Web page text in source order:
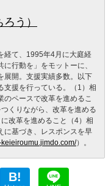
う）
経て、1995年4月に大庭経
行動を」をモットーに、
展開。支援実績多数。以下
支援を行っている。（1）相
ペースで改革を進めるこ
くりながら、改革を進める
改革を進めること（4）相
に基づき、レスポンスを早
）。
B!